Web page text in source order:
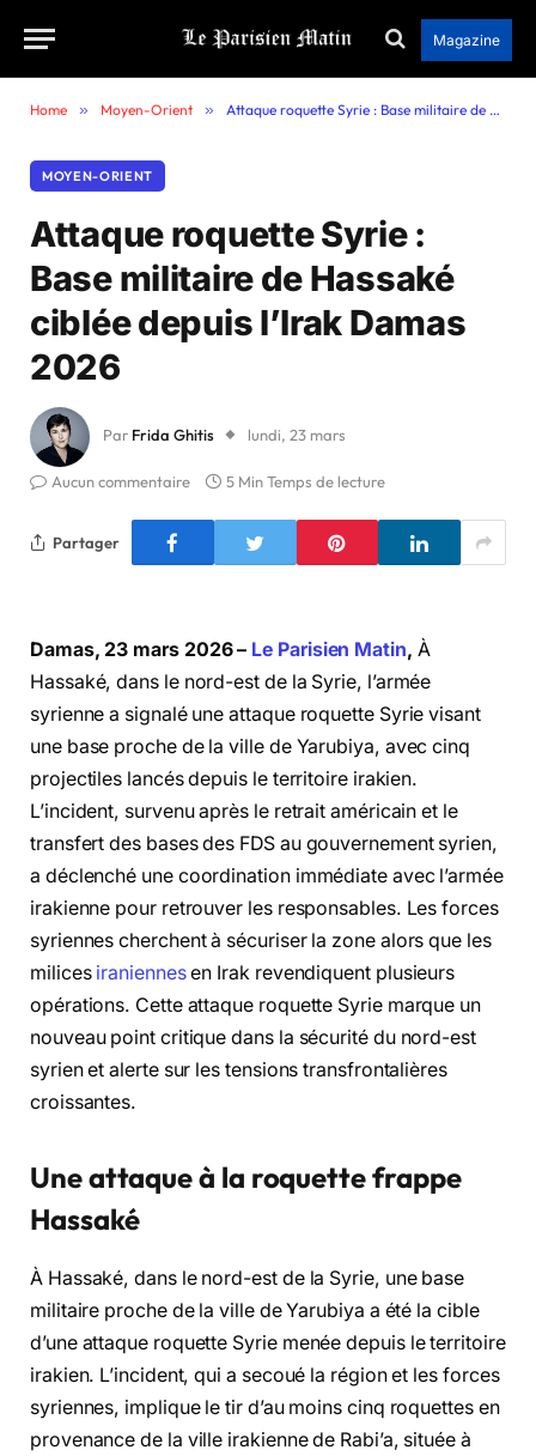
Magazine
Home » Moyen-Orient » Attaque roquette Syrie : Base militaire de Hassaké ciblée depuis l’Irak Damas 2026
MOYEN-ORIENT
Attaque roquette Syrie :
Base militaire de Hassaké
ciblée depuis l’Irak Damas
2026
Par Frida Ghitis lundi, 23 mars
Aucun commentaire 5 Min Temps de lecture
Partager
Damas, 23 mars 2026 – Le Parisien Matin, À
Hassaké, dans le nord-est de la Syrie, l’armée
syrienne a signalé une attaque roquette Syrie visant
une base proche de la ville de Yarubiya, avec cinq
projectiles lancés depuis le territoire irakien.
L’incident, survenu après le retrait américain et le
transfert des bases des FDS au gouvernement syrien,
a déclenché une coordination immédiate avec l’armée
irakienne pour retrouver les responsables. Les forces
syriennes cherchent à sécuriser la zone alors que les
milices iraniennesen Irak revendiquent plusieurs
opérations. Cette attaque roquette Syrie marque un
nouveau point critique dans la sécurité du nord-est
syrien et alerte sur les tensions transfrontalières
croissantes.
Une attaque à la roquette frappe
Hassaké
À Hassaké, dans le nord-est de la Syrie, une base
militaire proche de la ville de Yarubiya a été la cible
d’une attaque roquette Syrie menée depuis le territoire
irakien. L’incident, qui a secoué la région et les forces
syriennes, implique le tir d’au moins cinq roquettes en
provenance de la ville irakienne de Rabi’a, située à